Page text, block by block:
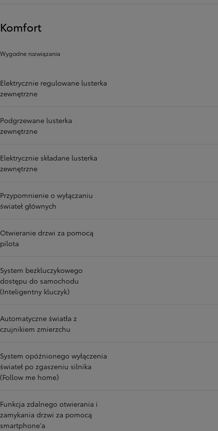
Komfort
Wygodne rozwiązania
Elektrycznie regulowane lusterka
zewnętrzne
Podgrzewane lusterka
zewnętrzne
Elektrycznie składane lusterka
zewnętrzne
Przypomnienie o wyłączaniu
świateł głównych
Otwieranie drzwi za pomocą
pilota
System bezkluczykowego
dostępu do samochodu
(Inteligentny kluczyk)
Automatyczne światła z
czujnikiem zmierzchu
System opóźnionego wyłączenia
świateł po zgaszeniu silnika
(Follow me home)
Funkcja zdalnego otwierania i
zamykania drzwi za pomocą
smartphone'a